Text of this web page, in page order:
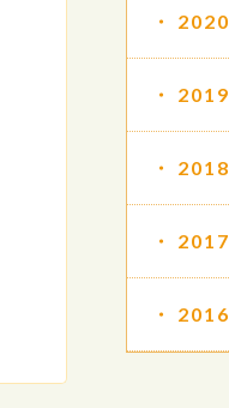
2020
2019
2018
2017
2016